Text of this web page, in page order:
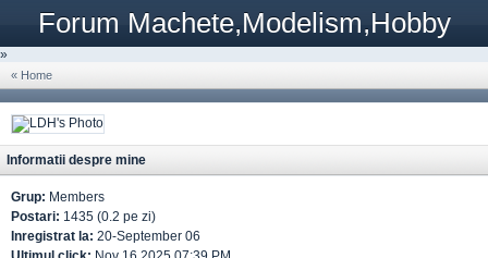
Forum Machete,Modelism,Hobby
»
« Home
Informatii despre mine
Grup: Members
Postari: 1435 (0.2 pe zi)
Inregistrat la: 20-September 06